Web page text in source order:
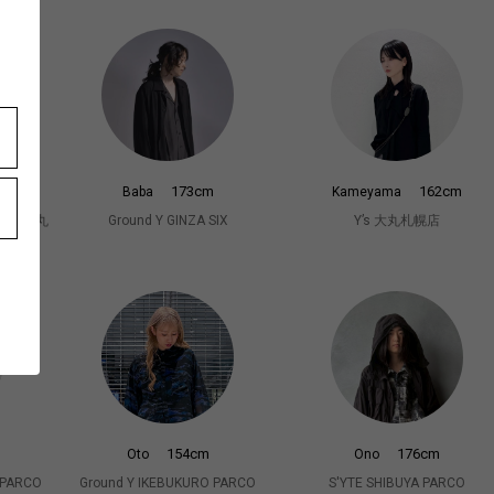
大丸
Baba 173cm
Ground Y GINZA SIX
Kameyama 162cm
Y’s 大丸札幌店
Oto 154cm
Ground Y IKEBUKURO PARCO
Ono 176cm
S'YTE SHIBUYA PARCO